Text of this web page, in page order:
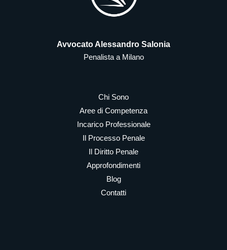
Avvocato Alessandro Salonia
Penalista a Milano
Chi Sono
Aree di Competenza
Incarico Professionale
Il Processo Penale
Il Diritto Penale
Approfondimenti
Blog
Contatti